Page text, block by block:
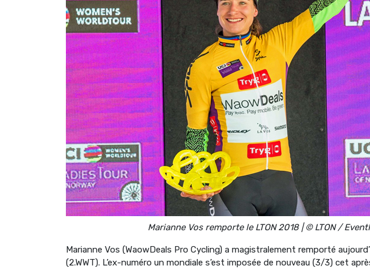
Marianne Vos remporte le LTON 2018 | © LTON /
Marianne Vos (WaowDeals Pro Cycling) a magistralement remporté
(2.WWT). L’ex-numéro un mondiale s’est imposée de nouveau (3/3) cet